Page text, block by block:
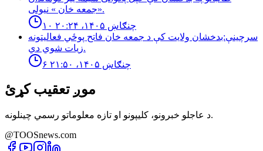
«جمعه خان » نيولى.
۱۰ چنګاښ ۱۴۰۵، ۲۰:۲۴
سرچینې:بدخشان ولایت کې د جمعه خان فاتح پوځي فعالیتونه
زیات شوي دي.
۶ چنګاښ ۱۴۰۵، ۲۱:۵۰
موږ تعقیب کړئ
د عاجلو خبرونو، کلیپونو او تازه معلوماتو رسمي چینلونه.
@TOOSnews.com